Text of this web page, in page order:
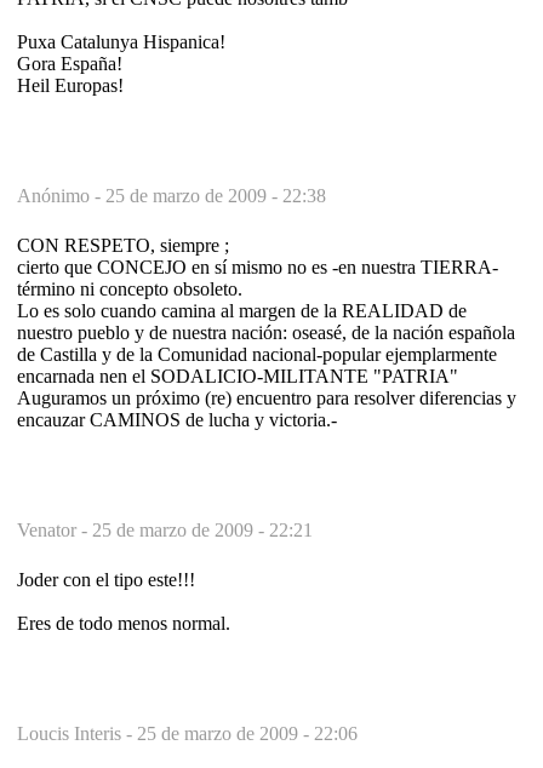
Puxa Catalunya Hispanica!
Gora España!
Heil Europas!
Anónimo - 25 de marzo de 2009 - 22:38
CON RESPETO, siempre ;
cierto que CONCEJO en sí mismo no es -en nuestra TIERRA-
término ni concepto obsoleto.
Lo es solo cuando camina al margen de la REALIDAD de
nuestro pueblo y de nuestra nación: oseasé, de la nación española
de Castilla y de la Comunidad nacional-popular ejemplarmente
encarnada nen el SODALICIO-MILITANTE "PATRIA"
Auguramos un próximo (re) encuentro para resolver diferencias y
encauzar CAMINOS de lucha y victoria.-
Venator - 25 de marzo de 2009 - 22:21
Joder con el tipo este!!!
Eres de todo menos normal.
Loucis Interis - 25 de marzo de 2009 - 22:06